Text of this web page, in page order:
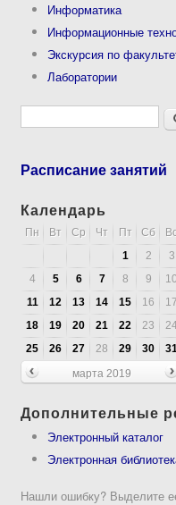
Информатика
Информационные
Экскурсия по
Лаборатории
Форма поиска
Расписание занятий
Календарь
Пн Вт Ср Чт Пт Сб
1
2
3
4
5 6 7 8 9
10
11
12 13 14 15 16
17
18
19 20 21 22 23
24
25
26 27 28 29 30
марта 2019
Дополнительные
Электронный каталог
Электронная
Нашли ошибку? Выделите